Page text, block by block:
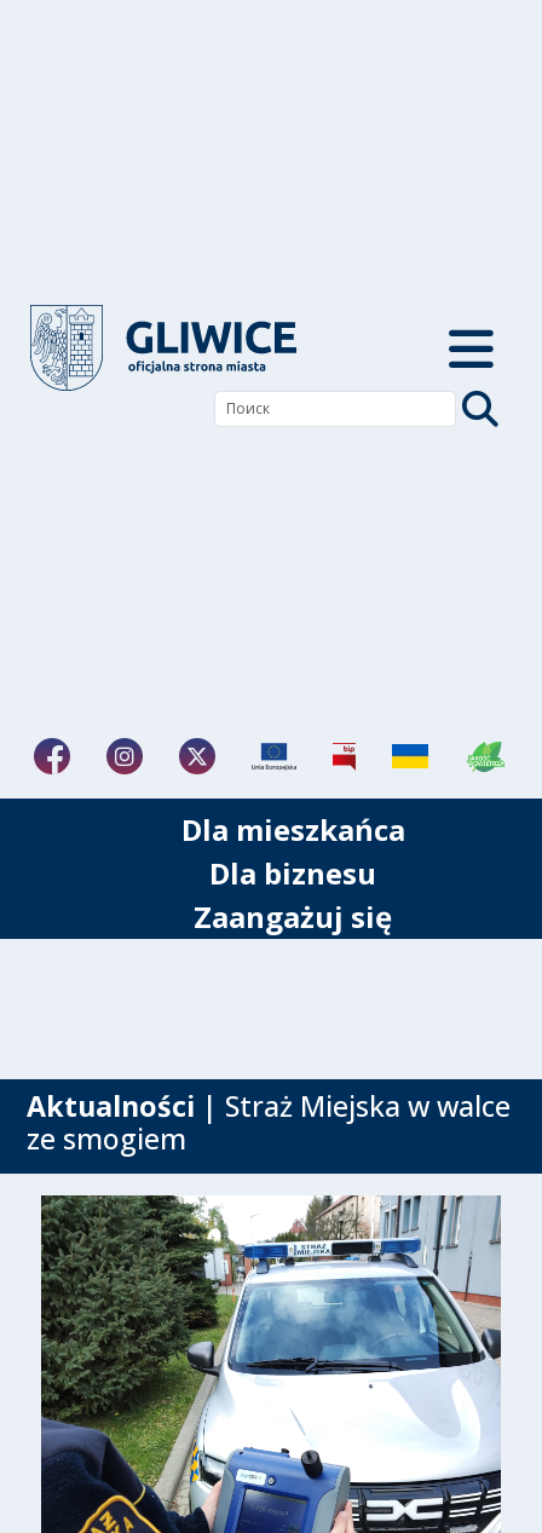
Dla mieszkańca
Dla biznesu
Zaangażuj się
Aktualności | Straż Miejska w walce
ze smogiem